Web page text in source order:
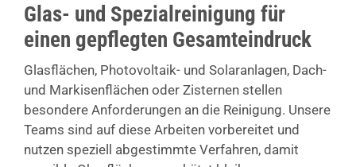
Glas- und Spezialreinigung für
einen gepflegten Gesamteindruck
Glasflächen, Photovoltaik- und Solaranlagen, Dach-
und Markisenflächen oder Zisternen stellen
besondere Anforderungen an die Reinigung. Unsere
Teams sind auf diese Arbeiten vorbereitet und
nutzen speziell abgestimmte Verfahren, damit